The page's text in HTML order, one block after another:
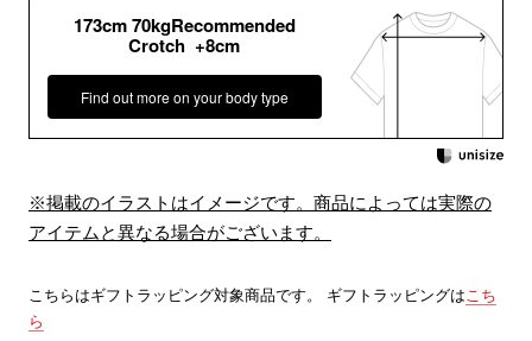
173cm 70kgRecommended
Crotch +8cm
Find out more on your body type
※掲載のイラストはイメージです。商品によっては実際の
アイテムと異なる場合がございます。
こちらはギフトラッピング対象商品です。 ギフトラッピングは こち
ら